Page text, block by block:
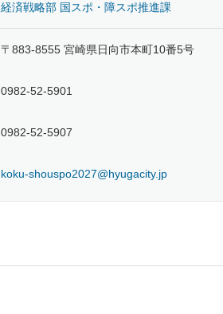
経済戦略部 国スポ・障スポ推進課
〒883-8555 宮崎県日向市本町10番5号
0982-52-5901
0982-52-5907
koku-shouspo2027@hyugacity.jp